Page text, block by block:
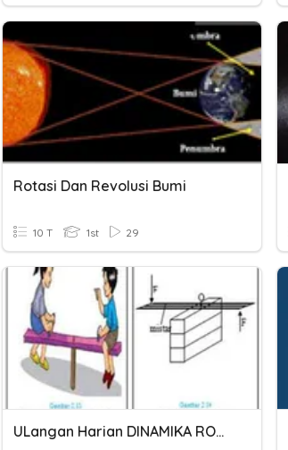
Rotasi Dan Revolusi Bumi
10 T 1st 29
ULangan Harian DINAMIKA ROTASI & KESETIMBANGAN BENDA TEGAR